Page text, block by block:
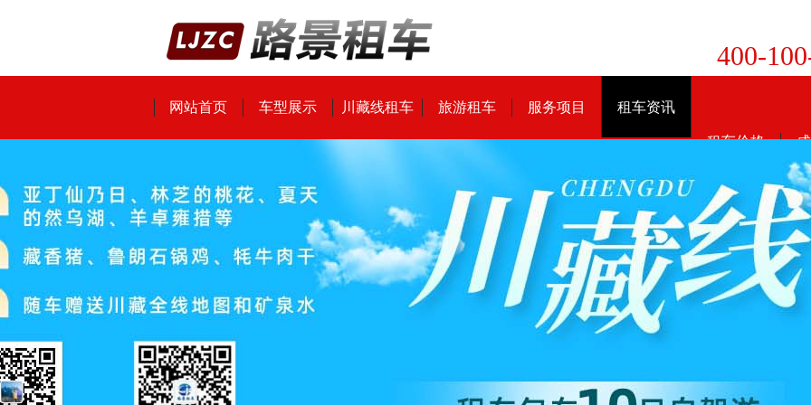
400-
网站首页 车型展示 川藏线租车 旅游租车 服务项目 租车资讯
租车价格